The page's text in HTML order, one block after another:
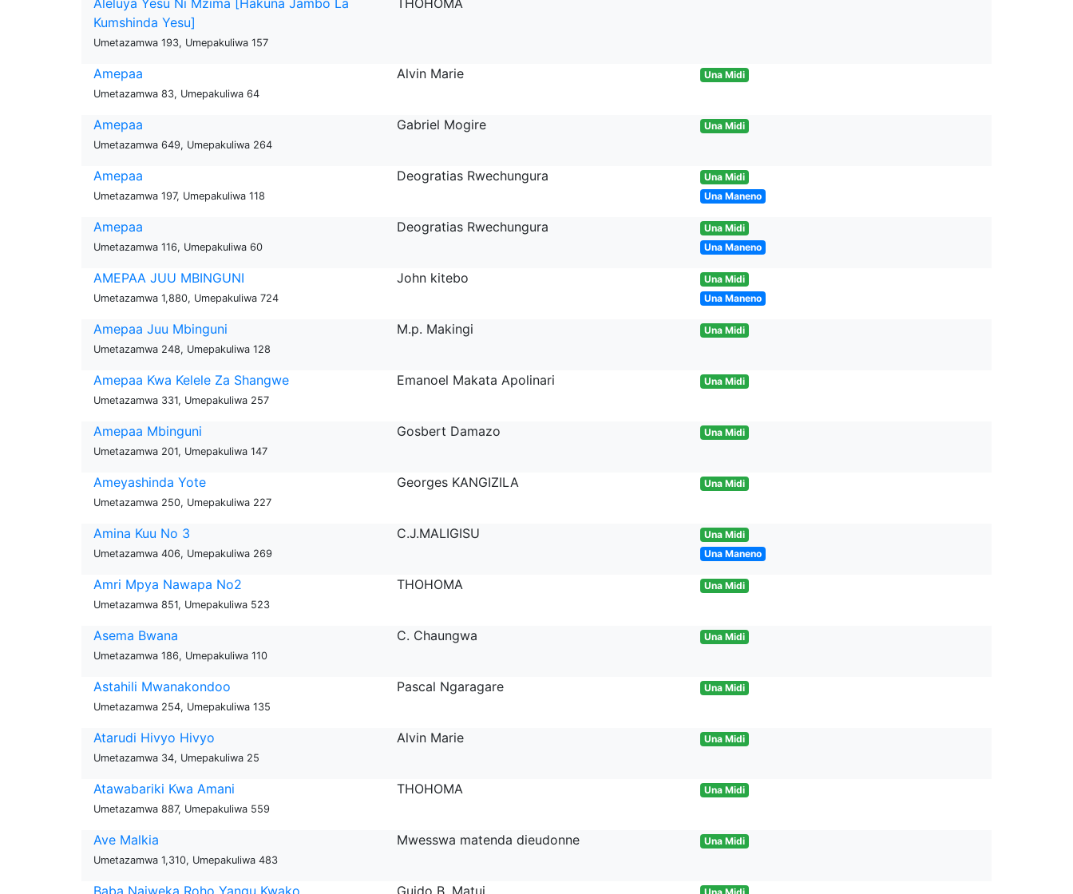
Aleluya Yesu Ni Mzima [Hakuna Jambo La
Kumshinda Yesu]
Umetazamwa 193, Umepakuliwa 157
THOHOMA
Amepaa
Umetazamwa 83, Umepakuliwa 64
Alvin Marie Una Midi
Amepaa
Umetazamwa 649, Umepakuliwa 264
Gabriel Mogire Una Midi
Amepaa
Umetazamwa 197, Umepakuliwa 118
Deogratias Rwechungura
Una Midi
Una Maneno
Amepaa
Umetazamwa 116, Umepakuliwa 60
Deogratias Rwechungura
Una Midi
Una Maneno
AMEPAA JUU MBINGUNI
Umetazamwa 1,880, Umepakuliwa 724
John kitebo
Una Midi
Una Maneno
Amepaa Juu Mbinguni
Umetazamwa 248, Umepakuliwa 128
M.p. Makingi Una Midi
Amepaa Kwa Kelele Za Shangwe
Umetazamwa 331, Umepakuliwa 257
Emanoel Makata Apolinari Una Midi
Amepaa Mbinguni
Umetazamwa 201, Umepakuliwa 147
Gosbert Damazo Una Midi
Ameyashinda Yote
Umetazamwa 250, Umepakuliwa 227
Georges KANGIZILA Una Midi
Amina Kuu No 3
Umetazamwa 406, Umepakuliwa 269
C.J.MALIGISU
Una Midi
Una Maneno
Amri Mpya Nawapa No2
Umetazamwa 851, Umepakuliwa 523
THOHOMA Una Midi
Asema Bwana
Umetazamwa 186, Umepakuliwa 110
C. Chaungwa Una Midi
Astahili Mwanakondoo
Umetazamwa 254, Umepakuliwa 135
Pascal Ngaragare Una Midi
Atarudi Hivyo Hivyo
Umetazamwa 34, Umepakuliwa 25
Alvin Marie Una Midi
Atawabariki Kwa Amani
Umetazamwa 887, Umepakuliwa 559
THOHOMA Una Midi
Ave Malkia
Umetazamwa 1,310, Umepakuliwa 483
Mwesswa matenda dieudonne Una Midi
Baba Naiweka Roho Yangu Kwako Guido B. Matui